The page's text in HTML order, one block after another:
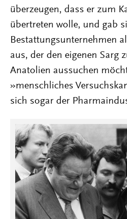
überzeugen, dass er zum
übertreten wolle, und gab
Bestattungsunternehmen
aus, der den eigenen Sarg
Anatolien aussuchen
»menschliches
sich sogar der